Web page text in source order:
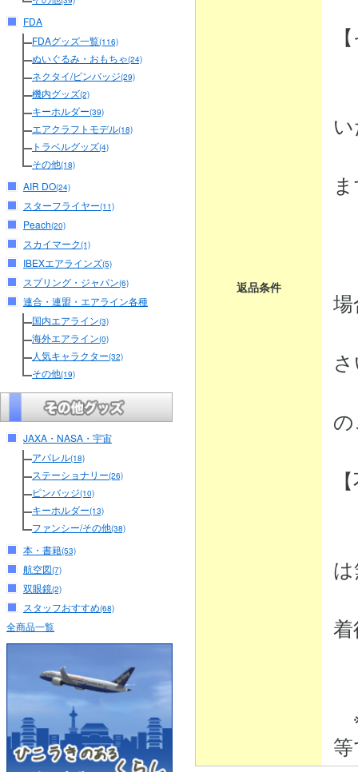
FDA
FDAグッズ一覧(116)
ぬいぐるみ・おもちゃ(24)
ネクタイ/ピンバッジ(29)
機内グッズ(2)
キーホルダー(39)
エアクラフトモデル(18)
トラベルグッズ(4)
その他(18)
AIR DO(24)
スターフライヤー(11)
Peach(20)
スカイマーク(1)
IBEXエアラインズ(5)
スプリング・ジャパン(6)
連合・連盟・エアライン各種
国内エアライン(3)
海外エアライン(0)
人気キャラクター(32)
その他(19)
JAXA・NASA・宇宙
アパレル(18)
ステーショナリー(26)
ピンバッジ(10)
キーホルダー(13)
ファンシー/その他(38)
本・書籍(53)
航空図(7)
双眼鏡(2)
スタッフおすすめ(68)
全商品一覧
返品条件